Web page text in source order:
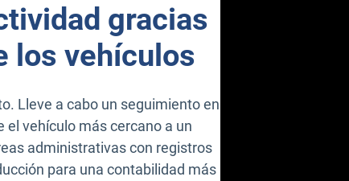
gracias
los vehículos
Lleve a cabo un seguimiento en
el vehículo más cercano a un
administrativas con registros
para una contabilidad más